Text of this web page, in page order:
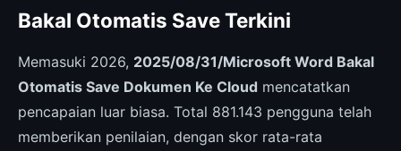
Bakal Otomatis Save Terkini
Memasuki 2026, 2025/08/31/Microsoft Word Bakal
Otomatis Save Dokumen Ke Cloud mencatatkan
pencapaian luar biasa. Total 881.143 pengguna telah
memberikan penilaian, dengan skor rata-rata